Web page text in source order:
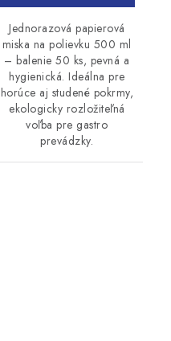
Jednorazová papierová
miska na polievku 500 ml
– balenie 50 ks, pevná a
hygienická. Ideálna pre
horúce aj studené pokrmy,
ekologicky rozložiteľná
voľba pre gastro
prevádzky.